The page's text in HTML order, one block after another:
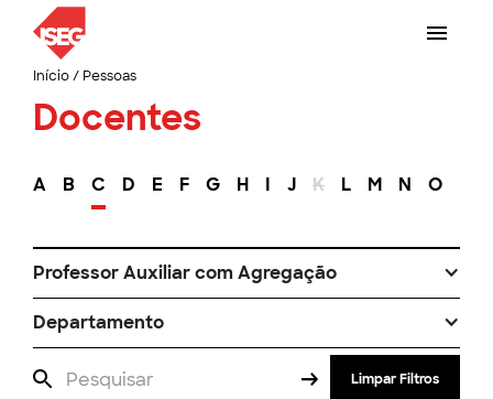
Início/ Pessoas
Docentes
A B C D E F G H I J K L M N O
Professor Auxiliar com Agregação
Departamento
Limpar Filtros